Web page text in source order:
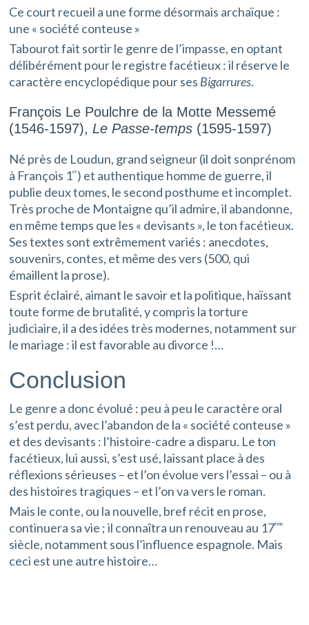
Ce court recueil a une forme désormais archaïque :
une « société conteuse »
Tabourot fait sortir le genre de l’impasse, en optant
délibérément pour le registre facétieux : il réserve le
caractère encyclopédique pour ses Bigarrures.
François Le Poulchre de la Motte Messemé
(1546-1597), Le Passe-temps (1595-1597)
Né près de Loudun, grand seigneur (il doit sonprénom
à François 1er) et authentique homme de guerre, il
publie deux tomes, le second posthume et incomplet.
Très proche de Montaigne qu’il admire, il abandonne,
en même temps que les « devisants », le ton facétieux.
Ses textes sont extrêmement variés : anecdotes,
souvenirs, contes, et même des vers (500, qui
émaillent la prose).
Esprit éclairé, aimant le savoir et la politique, haïssant
toute forme de brutalité, y compris la torture
judiciaire, il a des idées très modernes, notamment sur
le mariage : il est favorable au divorce !…
Conclusion
Le genre a donc évolué : peu à peu le caractère oral
s’est perdu, avec l’abandon de la « société conteuse »
et des devisants : l’histoire-cadre a disparu. Le ton
facétieux, lui aussi, s’est usé, laissant place à des
réflexions sérieuses – et l’on évolue vers l’essai – ou à
des histoires tragiques – et l’on va vers le roman.
Mais le conte, ou la nouvelle, bref récit en prose,
continuera sa vie ; il connaîtra un renouveau au 17ème
siècle, notamment sous l’influence espagnole. Mais
ceci est une autre histoire…